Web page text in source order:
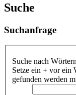
Suche
Suchanfrage
Suche nach
Setze ein + vor ein
gefunden werden